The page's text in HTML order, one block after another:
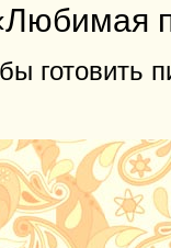
готовить